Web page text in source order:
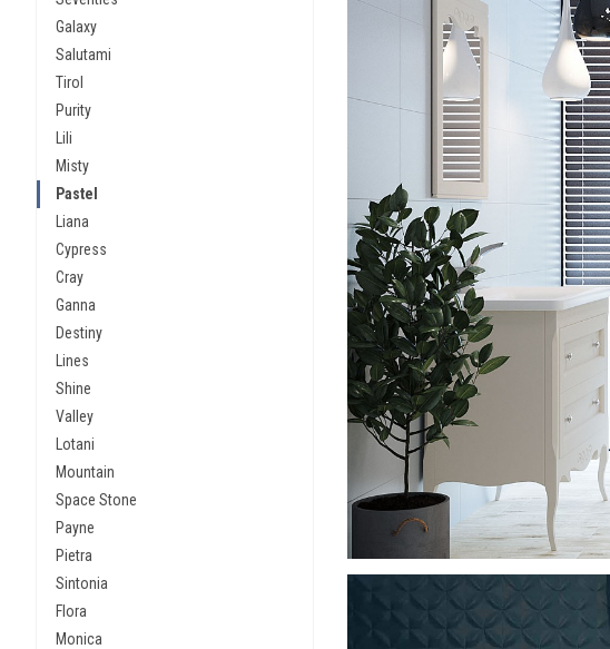
Galaxy
Salutami
Tirol
Purity
Lili
Misty
Pastel
Liana
Cypress
Cray
Ganna
Destiny
Lines
Shine
Valley
Lotani
Mountain
Space Stone
Payne
Pietra
Sintonia
Flora
Monica